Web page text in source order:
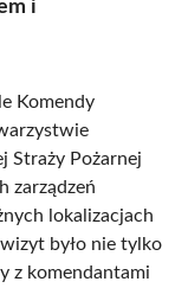
i
Komendy
Straży Pożarnej
zarządzeń
lokalizacjach
było nie tylko
z komendantami